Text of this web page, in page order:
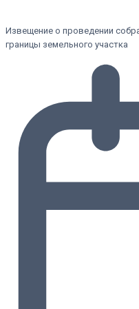
Извещение о проведении
границы земельного участка